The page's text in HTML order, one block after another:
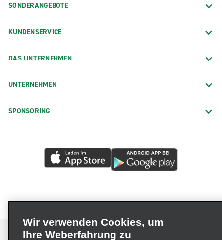
SONDERANGEBOTE
KUNDENSERVICE
DAS UNTERNEHMEN
UNTERNEHMEN
SPONSORING
Wir verwenden Cookies, um
Ihre Weberfahrung zu